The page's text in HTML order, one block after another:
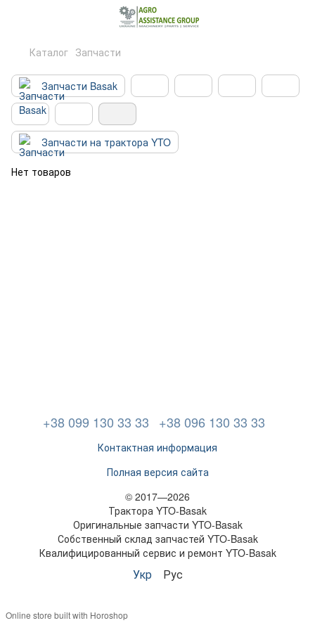
Каталог Запчасти
Запчасти Basak
Запчасти на трактора YTO
Нет товаров
+38 099 130 33 33 +38 096 130 33 33
Контактная информация
Полная версия сайта
© 2017—2026
Трактора YTO-Basak
Оригинальные запчасти YTO-Basak
Собственный склад запчастей YTO-Basak
Квалифицированный сервис и ремонт YTO-Basak
Укр Рус
Online store built with Horoshop